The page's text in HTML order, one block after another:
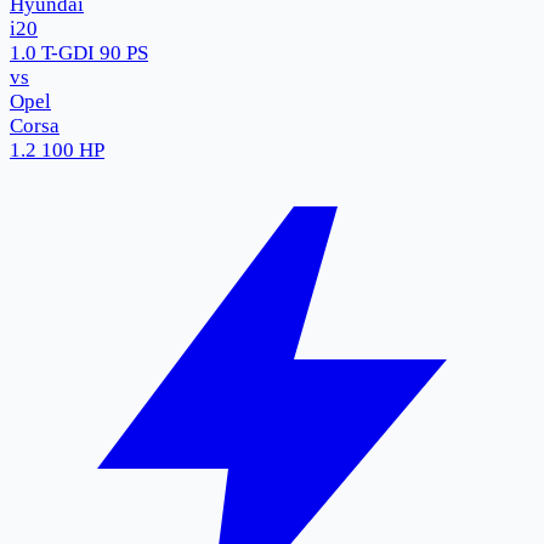
i20
1.0 T-GDI 90 PS
vs
Opel
Corsa
1.2 100 HP